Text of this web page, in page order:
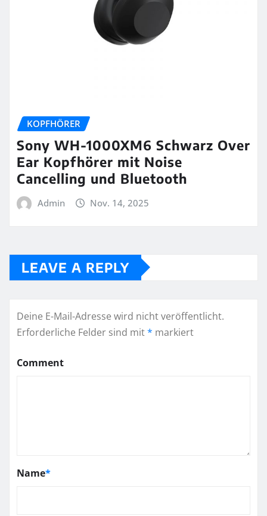
KOPFHÖRER
Sony WH-1000XM6 Schwarz Over
Ear Kopfhörer mit Noise
Cancelling und Bluetooth
Admin Nov. 14, 2025
LEAVE A REPLY
Deine E-Mail-Adresse wird nicht veröffentlicht.
Erforderliche Felder sind mit* markiert
Comment
Name*